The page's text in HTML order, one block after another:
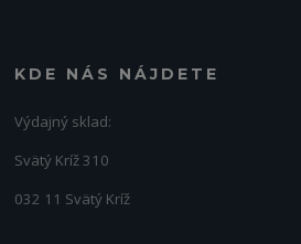
KDE NÁS NÁJDETE
Výdajný sklad:
Svätý Kríž 310
032 11 Svätý Kríž